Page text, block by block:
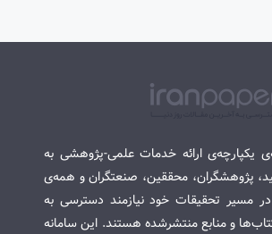
یکپارچه‌ی ارائه خدمات علمی-پژوهشی به
پژوهشگران، محققین، صنعتگران و همه‌ی
مسیر تحقیقات خود نیازمند دسترسی به
و منابع منتشرشده هستند. این سامانه